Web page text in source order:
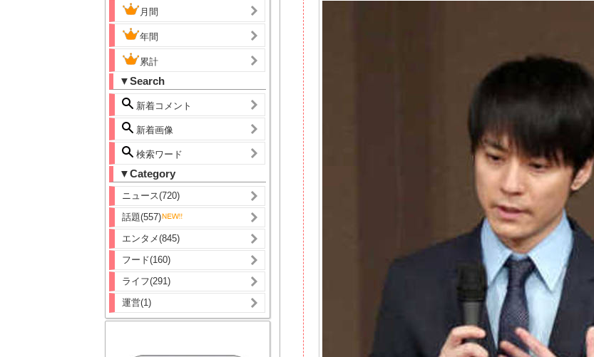
月間
年間
累計
▼Search
新着コメント
新着画像
検索ワード
▼Category
ニュース(720)
話題(557)
エンタメ(845)
フード(160)
ライフ(291)
運営(1)